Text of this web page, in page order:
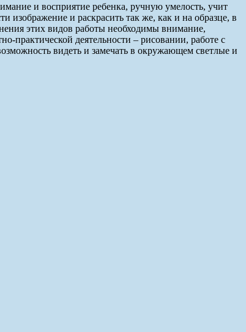
и восприятие ребенка, ручную умелость, учит
изображение и раскрасить так же, как и на образце, в
этих видов работы необходимы внимание,
практической деятельности – рисовании, работе с
видеть и замечать в окружающем светлые и